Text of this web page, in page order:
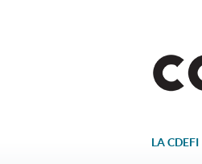
LA CDEFI